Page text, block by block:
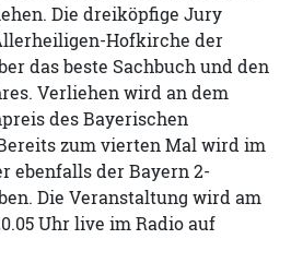
Die dreiköpfige Jury
Hofkirche der
das beste Sachbuch und den
Verliehen wird an dem
des Bayerischen
zum vierten Mal wird im
ebenfalls der Bayern 2-
Die Veranstaltung wird am
Uhr live im Radio auf